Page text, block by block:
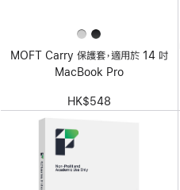
MOFT Carry 保護套，適用於 14 吋
MacBook Pro
HK$548